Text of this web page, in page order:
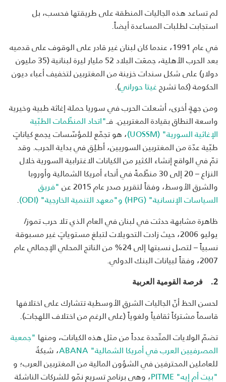
لم تساعد هذه الجاليات المنطقة على طريقتها فحسب، بل
استجابت لطلبات المساعدة أيضاً.
في عام 1991، عندما كان لبنان غير قادر على الوقوف على قدميه
بعد الحرب الأهلية، جمعَت البلاد 52 مليار ليرة لبنانية (35 مليون
دولار) على شكل سندات خزينة من المغتربين لتخفيف أعباء ديون
الحكومة (كما تشرحغيتا حوراني).
ومن جهةٍ أخرى، أشعلت الحرب في سوريا حملة إغاثة طبية وخيرية
واسعة النطاق بقيادة المغتربين. فــ"اتحاد المنظّمات الطبّية
الإغاثية السورية" (UOSSM)
، هو تجمّع للمؤسّسات يجمع كياناتٍ
طبّية عدّة من المغتربين السوريين، أطلِق في بداية الحرب. وقد
تمّ في الواقع إنشاء الكثير من الكيانات الاغترابية السورية خلال
النزاع – 20 إلى 30 منظّمةً في أنحاء أمريكا الشمالية وأوروبا
والشرق الأوسط، وفقاً لتقرير صدر عام 2015 عن
"فريق
السياسات الإنسانية" (HPG) و"معهد التنمية الخارجية" (ODI)
.
ظاهرة مشابهة حدثت في لبنان في العام الذي تلا حرب تموز/
يوليو 2006، حيث زادت التحويلات لتبلغ مستوياتٍ غير مسبوقة
نسبياً – لتصل نسبتها إلى 24% من الناتج المحلي الإجمالي عام
2007، وفقاً لبيانات البنك الدولي.
2. فرصة القومية العربية
لحسن الحظ أنّ الجاليات الشرق الأوسطية تتشارك على اختلافها
قاسماً مشتركاً ثقافياً ولغوياً (على الرغم من اختلاف اللهجات).
تضمّ الولايات المتّحدة عدداً من مثل هذه الكيانات، ومنها "جمعية
المصرفيين العرب في أمريكا الشمالية" ABANA
، شبكةٌ
للعاملين المحترفين في الشؤون المالية من المغتربين العرب؛ و
"بيت أم إيه" PITME
، وهي برنامج تسريع نمّو للشركات الناشئة